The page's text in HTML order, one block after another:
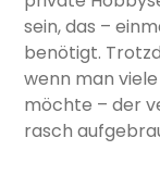
sein, das –
benötigt.
wenn man
möchte – der
rasch